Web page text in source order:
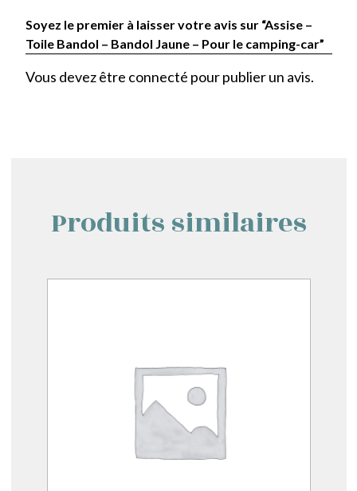
Soyez le premier à laisser votre avis sur “Assise –
Toile Bandol – Bandol Jaune – Pour le camping-car”
Vous devez être connecté pour publier un avis.
Produits similaires